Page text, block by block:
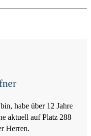
habe über 12 Jahre
aktuell auf Platz 288
Herren.